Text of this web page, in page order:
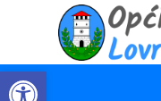
Open toolbar